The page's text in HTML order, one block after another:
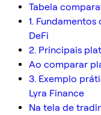
Tabela
1.
DeFi
2. Principais
Ao comparar
3. Exemplo
Lyra Finance
Na tela de